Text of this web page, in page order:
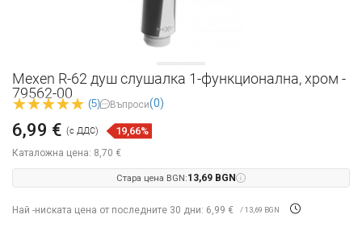
Mexen R-62 душ слушалка 1-функционална, хром -
79562-00
(5) Въпроси(0)
Каталожна цена: 8,70 €
6,99 € (с ДДС) 19,66%
Стара цена BGN:13,69 BGN
Най -ниската цена от последните 30 дни: 6,99 € / 13,69 BGN